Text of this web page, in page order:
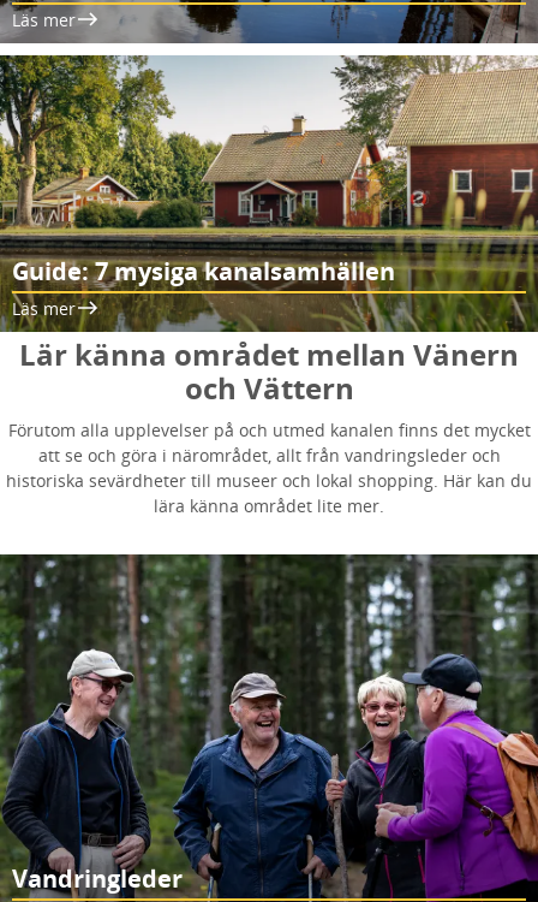
Läs mer
Guide: 7 mysiga kanalsamhällen
Läs mer
Lär känna området mellan Vänern
och Vättern
Förutom alla upplevelser på och utmed kanalen finns det mycket
att se och göra i närområdet, allt från vandringsleder och
historiska sevärdheter till museer och lokal shopping. Här kan du
lära känna området lite mer.
Vandringleder